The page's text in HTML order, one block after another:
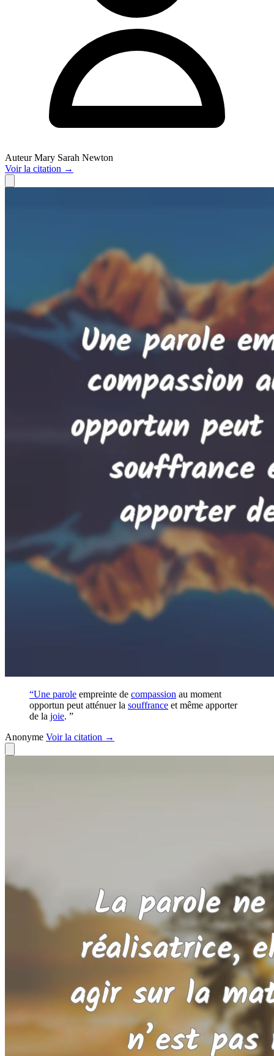
Auteur Mary Sarah Newton
Voirla citation →
“Une parole empreinte de compassion au moment
opportun peut atténuer la souffrance et même apporter
de la joie. ”
Anonyme Voirla citation →